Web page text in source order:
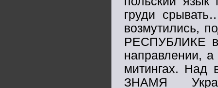
груди
возмутились,
РЕСПУБЛИКЕ
направлении, а
митингах. Над
ЗНАМЯ